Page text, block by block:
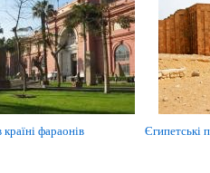
країні фараонів Єгипетські